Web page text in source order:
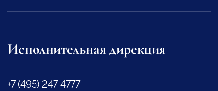
Исполнительная дирекция
+7 (495) 247 4777